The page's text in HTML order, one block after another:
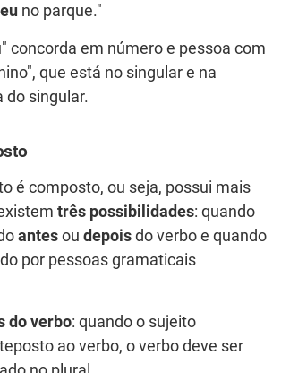
no parque."
concorda em número e pessoa com
que está no singular e na
do singular.
é composto, ou seja, possui mais
três possibilidades: quando
antes ou depois do verbo e quando
por pessoas gramaticais
do verbo: quando o sujeito
ao verbo, o verbo deve ser